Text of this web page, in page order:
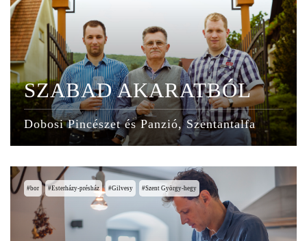
SZABAD AKARATBÓL
Dobosi Pincészet és Panzió, Szentantalfa
bor Esterházy-présház Gilvesy Szent György-hegy